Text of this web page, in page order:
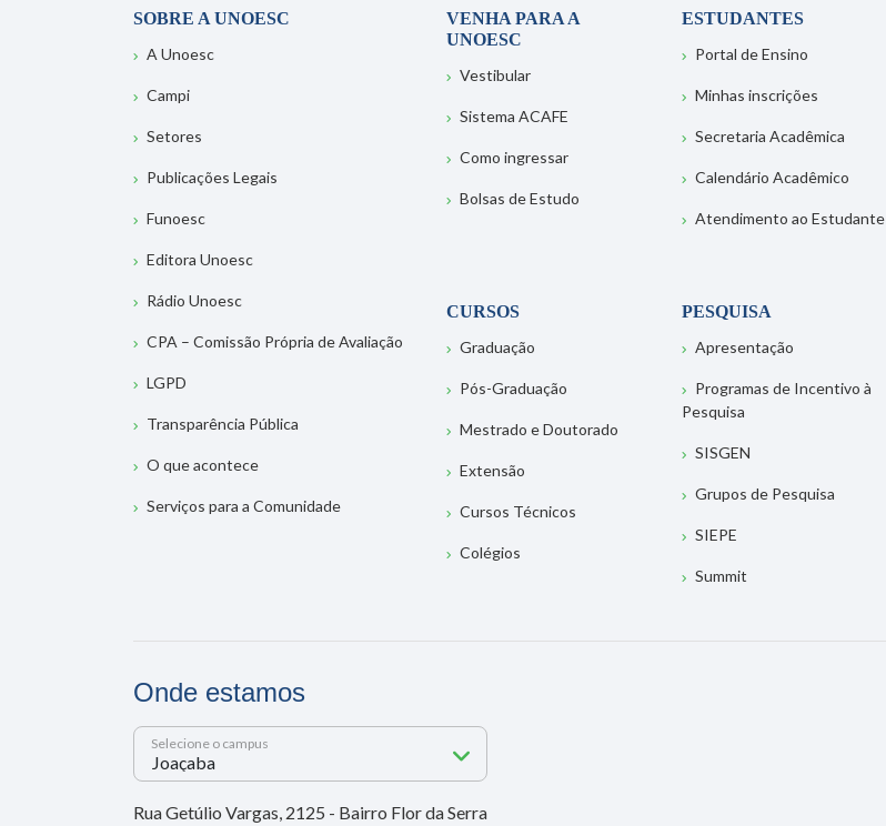
SOBRE A UNOESC
A Unoesc
Campi
Setores
Publicações Legais
Funoesc
Editora Unoesc
Rádio Unoesc
CPA – Comissão Própria de Avaliação
LGPD
Transparência Pública
O que acontece
Serviços para a Comunidade
VENHA PARA A
UNOESC
Vestibular
Sistema ACAFE
Como ingressar
Bolsas de Estudo
ESTUDANTES
Portal de Ensino
Minhas inscrições
Secretaria Acadêmica
Calendário Acadêmico
Atendimento ao Estudante
CURSOS
Graduação
Pós-Graduação
Mestrado e Doutorado
Extensão
Cursos Técnicos
Colégios
PESQUISA
Apresentação
Programas de Incentivo à
Pesquisa
SISGEN
Grupos de Pesquisa
SIEPE
Summit
Onde estamos
Selecione o campus
Rua Getúlio Vargas, 2125 - Bairro Flor da Serra